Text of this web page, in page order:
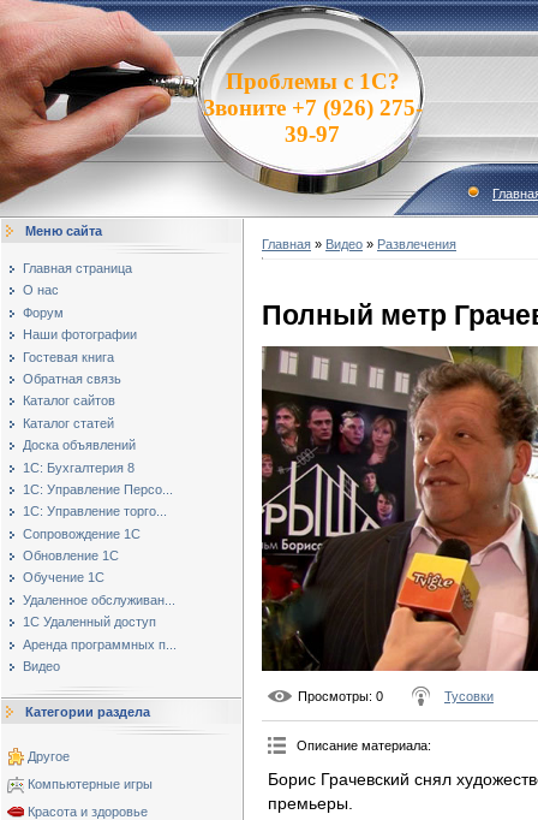
Проблемы с 1С?
Звоните +7 (926) 275-
39-97
Меню сайта
Главная страница
О нас
Форум
Наши фотографии
Гостевая книга
Обратная связь
Каталог сайтов
Каталог статей
Доска объявлений
1С: Бухгалтерия 8
1С: Управление Персо...
1С: Управление торго...
Сопровождение 1С
Обновление 1С
Обучение 1С
Удаленное обслуживан...
1С Удаленный доступ
Аренда программных п...
Видео
Категории раздела
Другое
Компьютерные игры
Красота и здоровье
Главная » Видео » Развлечения
Полный метр
Просмотры: 0 Тусовки
Описание материала:
Борис Грачевский снял
премьеры.